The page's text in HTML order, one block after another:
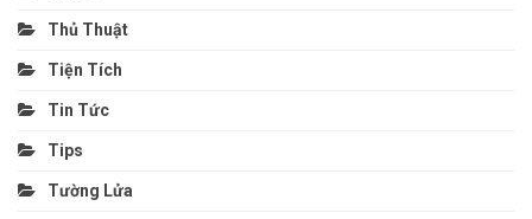
Thủ Thuật
Tiện Tích
Tin Tức
Tips
Tường Lửa